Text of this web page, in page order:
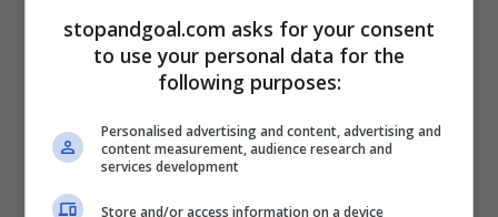
parte Bremer e in parte Buongiorno. A
distanza di un anno, infatti, arriveràil vero
sostituto del calciatore della Nazionale
finito al Napoli di Conte nella scorsa
estate.
stopandgoal.com asks for your consent
to use your personal data for the
following purposes:
Personalised advertising and content, advertising and
content measurement, audience research and
services development
Store and/or access information on a device